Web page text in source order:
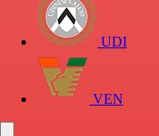
UDI
VEN